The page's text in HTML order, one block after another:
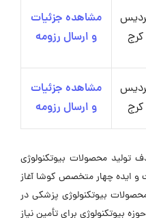
کرج
مشاهده جزئیات
و ارسال رزومه
کرج
مشاهده جزئیات
و ارسال رزومه
در سال 1373 با هدف تولید محصولات بیوتکنولوژی
ایده چهار متخصص کوشا آغاز
بیوتکنولوژی پزشکی در
بیوتکنولوژی برای تأمین نیاز